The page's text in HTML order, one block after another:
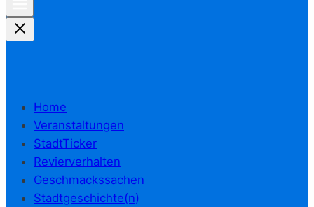
Home
Veranstaltungen
StadtTicker
Revierverhalten
Geschmackssachen
Stadtgeschichte(n)